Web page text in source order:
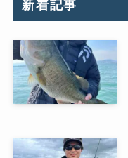
新着記事